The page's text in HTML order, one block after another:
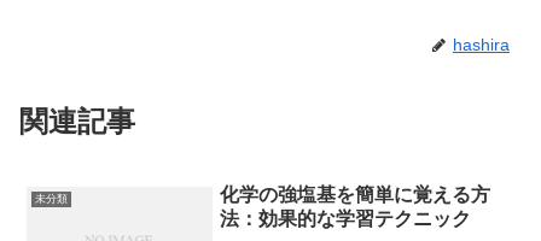
hashira
関連記事
未分類
化学の強塩基を簡単に覚える方
法：効果的な学習テクニック